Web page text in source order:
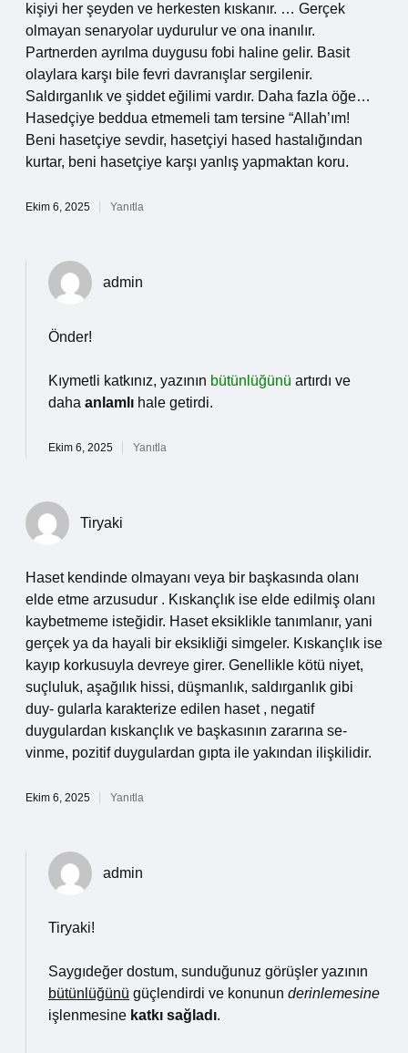
kişiyi her şeyden ve herkesten kıskanır. … Gerçek
olmayan senaryolar uydurulur ve ona inanılır.
Partnerden ayrılma duygusu fobi haline gelir. Basit
olaylara karşı bile fevri davranışlar sergilenir.
Saldırganlık ve şiddet eğilimi vardır. Daha fazla öğe…
Hasedçiye beddua etmemeli tam tersine “Allah’ım!
Beni hasetçiye sevdir, hasetçiyi hased hastalığından
kurtar, beni hasetçiye karşı yanlış yapmaktan koru.
Ekim 6, 2025 Yanıtla
admin
Önder!
Kıymetli katkınız, yazının bütünlüğünü artırdı ve
daha anlamlı hale getirdi.
Ekim 6, 2025 Yanıtla
Tiryaki
Haset kendinde olmayanı veya bir başkasında olanı
elde etme arzusudur . Kıskançlık ise elde edilmiş olanı
kaybetmeme isteğidir. Haset eksiklikle tanımlanır, yani
gerçek ya da hayali bir eksikliği simgeler. Kıskançlık ise
kayıp korkusuyla devreye girer. Genellikle kötü niyet,
suçluluk, aşağılık hissi, düşmanlık, saldırganlık gibi
duy- gularla karakterize edilen haset , negatif
duygulardan kıskançlık ve başkasının zararına se-
vinme, pozitif duygulardan gıpta ile yakından ilişkilidir.
Ekim 6, 2025 Yanıtla
admin
Tiryaki!
Saygıdeğer dostum, sunduğunuz görüşler yazının
bütünlüğünü güçlendirdi ve konunun derinlemesine
işlenmesine katkı sağladı.